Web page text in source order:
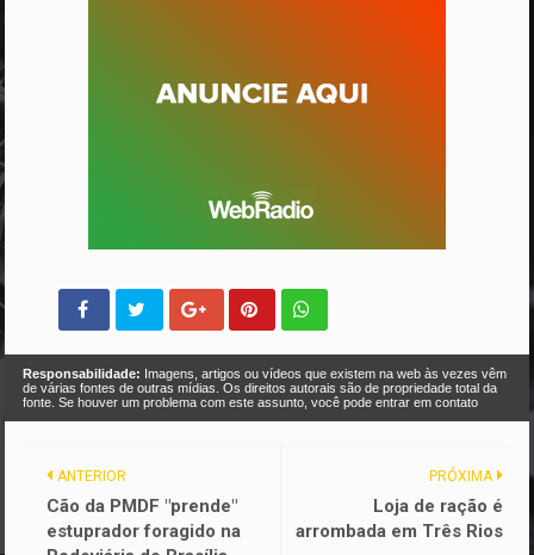
Responsabilidade: Imagens, artigos ou vídeos que existem na web às vezes vêm
de várias fontes de outras mídias. Os direitos autorais são de propriedade total da
fonte. Se houver um problema com este assunto, você pode entrar em contato
PRÓXIMA
Loja de ração é
arrombada em Três Rios
ANTERIOR
Cão da PMDF "prende"
estuprador foragido na